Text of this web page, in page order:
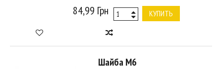
84,99 Грн КУПИТЬ
Шайба М6